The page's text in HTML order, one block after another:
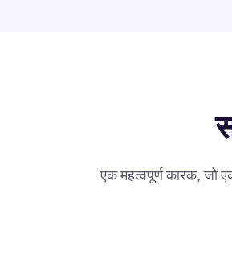
एक महत्वपूर्ण कारक, जो